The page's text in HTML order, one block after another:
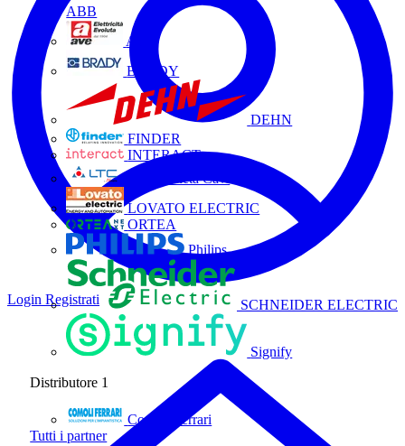
ABB
AVE
BRADY
DEHN
FINDER
INTERACT
La Triveneta Cavi
LOVATO ELECTRIC
ORTEA
Philips
SCHNEIDER ELECTRIC
Signify
Distributore 1
Comoli Ferrari
Tutti i partner
Login Registrati